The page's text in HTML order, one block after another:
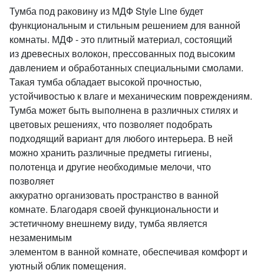
Тумба под раковину из МДФ Style Line будет
функциональным и стильным решением для ванной
комнаты. МДФ - это плитный материал, состоящий
из древесных волокон, прессованных под высоким
давлением и обработанных специальными смолами.
Такая тумба обладает высокой прочностью,
устойчивостью к влаге и механическим повреждениям.
Тумба может быть выполнена в различных стилях и
цветовых решениях, что позволяет подобрать
подходящий вариант для любого интерьера. В ней
можно хранить различные предметы гигиены,
полотенца и другие необходимые мелочи, что
позволяет
аккуратно организовать пространство в ванной
комнате. Благодаря своей функциональности и
эстетичному внешнему виду, тумба является
незаменимым
элементом в ванной комнате, обеспечивая комфорт и
уютный облик помещения.